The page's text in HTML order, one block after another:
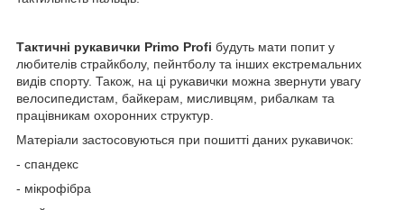
Тактичні рукавички Primo Profi будуть мати попит у
любителів страйкболу, пейнтболу та інших екстремальних
видів спорту. Також, на ці рукавички можна звернути увагу
велосипедистам, байкерам, мисливцям, рибалкам та
працівникам охоронних структур.
Матеріали застосовуються при пошитті даних рукавичок:
- спандекс
- мікрофібра